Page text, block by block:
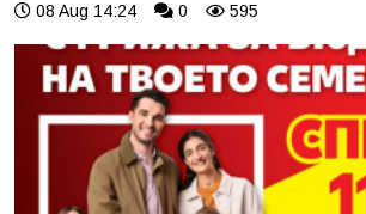
08 Aug 14:24 0 595